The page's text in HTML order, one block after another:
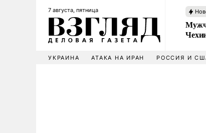
7 августа, пятница
УКРАИНА АТАКА НА ИРАН РОССИЯ И